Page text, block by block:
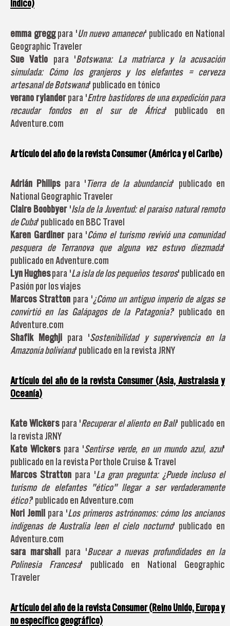
Índico)
emma greggpara 'Un nuevo amanecer' publicado en National
Geographic Traveler
Sue Vatio para 'Botswana: La matriarca y la acusación
simulada: Cómo los granjeros y los elefantes = cerveza
artesanal de Botswana' publicado en tónico
verano rylanderpara 'Entre bastidores de una expedición para
recaudar fondos en el sur de África' publicado en
Adventure.com
Artículo del año de la revista Consumer (América y el Caribe)
Adrián Philipspara 'Tierra de la abundancia' publicado en
National Geographic Traveler
Claire Boobbyer'Isla de la Juventud: el paraíso natural remoto
de Cuba' publicado en BBC Travel
Karen Gardinerpara 'Cómo el turismo revivió una comunidad
pesquera de Terranova que alguna vez estuvo diezmada'
publicado en Adventure.com
Lyn Hughespara 'La isla de los pequeños tesoros' publicado en
Pasión por los viajes
Marcos Stratton para '¿Cómo un antiguo imperio de algas se
convirtió en las Galápagos de la Patagonia?' publicado en
Adventure.com
Shafik Meghji para 'Sostenibilidad y supervivencia en la
Amazonía boliviana' publicado en la revista JRNY
Artículo del año de la revista Consumer (Asia, Australasia y
Oceanía)
Kate Wickerspara 'Recuperar el aliento en Bali' publicado en
la revista JRNY
Kate Wickerspara 'Sentirse verde, en un mundo azul, azul'
publicado en la revista Porthole Cruise & Travel
Marcos Stratton para 'La gran pregunta: ¿Puede incluso el
turismo de elefantes "ético" llegar a ser verdaderamente
ético?' publicado en Adventure.com
Nori Jemil para 'Los primeros astrónomos: cómo los ancianos
indígenas de Australia leen el cielo nocturno' publicado en
Adventure.com
sara marshall
para 'Bucear a nuevas profundidades en la
Polinesia Francesa' publicado en National Geographic
Traveler
Artículo del año de la revista Consumer (Reino Unido, Europa y
no específico geográfico)